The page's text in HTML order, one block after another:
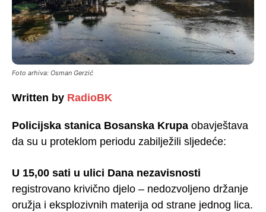
Foto arhiva: Osman Gerzić
Written by RadioBK
Policijska stanica Bosanska Krupa obavještava
da su u proteklom periodu zabilježili sljedeće:
U 15,00 sati u ulici Dana nezavisnosti
registrovano krivično djelo – nedozvoljeno držanje
oružja i eksplozivnih materija od strane jednog lica.